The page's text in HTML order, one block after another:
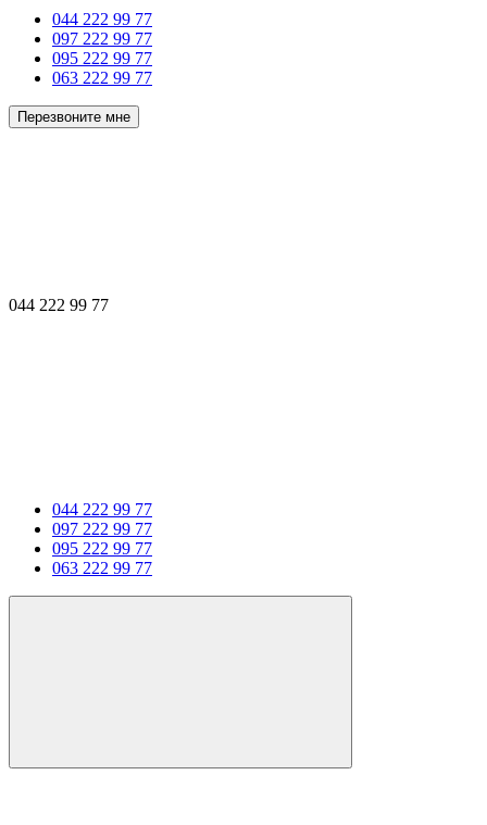
044 222 99 77
097 222 99 77
095 222 99 77
063 222 99 77
Перезвоните мне
044 222 99 77
044 222 99 77
097 222 99 77
095 222 99 77
063 222 99 77